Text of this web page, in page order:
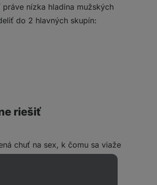
nízka hladina mužských
do 2 hlavných skupín:
riešiť
chuť na sex, k čomu sa viaže